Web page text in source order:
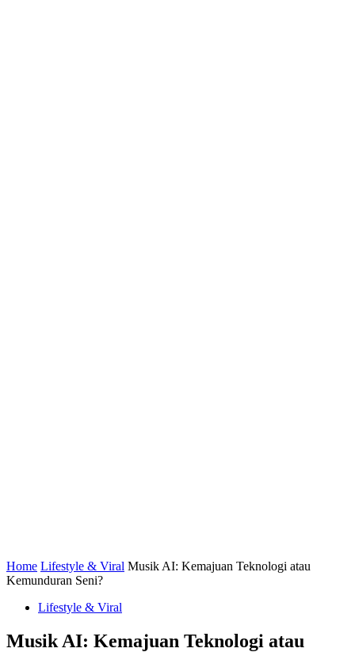
Home Lifestyle & Viral Musik AI: Kemajuan Teknologi atau
Kemunduran Seni?
Lifestyle & Viral
Musik AI: Kemajuan Teknologi atau